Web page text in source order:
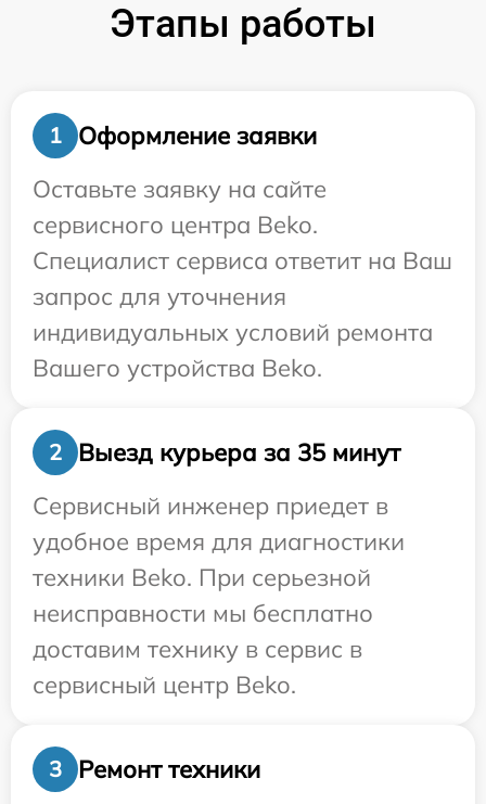
Этапы работы
1
Оформление заявки
Оставьте заявку на сайте
сервисного центра Beko.
Специалист сервиса ответит на Ваш
запрос для уточнения
индивидуальных условий ремонта
Вашего устройства Beko.
2
Выезд курьера за 35 минут
Сервисный инженер приедет в
удобное время для диагностики
техники Beko. При серьезной
неисправности мы бесплатно
доставим технику в сервис в
сервисный центр Beko.
3 Ремонт техники